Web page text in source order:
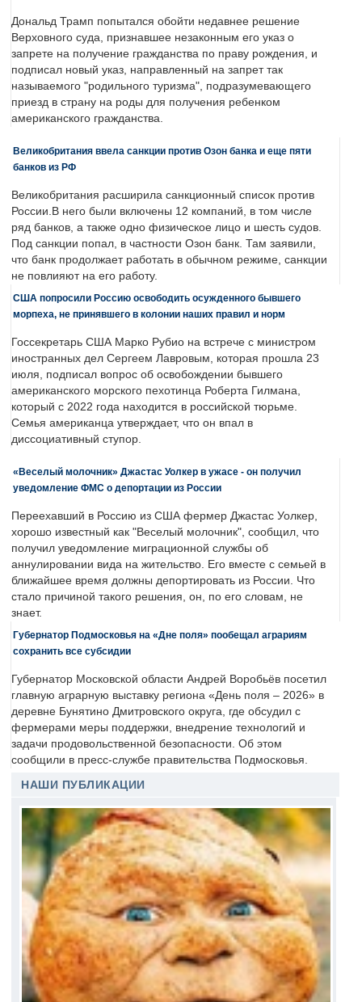
Дональд Трамп попытался обойти недавнее решение
Верховного суда, признавшее незаконным его указ о
запрете на получение гражданства по праву рождения, и
подписал новый указ, направленный на запрет так
называемого "родильного туризма", подразумевающего
приезд в страну на роды для получения ребенком
американского гражданства.
Великобритания ввела санкции против Озон банка и еще пяти
банков из РФ
Великобритания расширила санкционный список против
России.В него были включены 12 компаний, в том числе
ряд банков, а также одно физическое лицо и шесть судов.
Под санкции попал, в частности Озон банк. Там заявили,
что банк продолжает работать в обычном режиме, санкции
не повлияют на его работу.
США попросили Россию освободить осужденного бывшего
морпеха, не принявшего в колонии наших правил и норм
Госсекретарь США Марко Рубио на встрече с министром
иностранных дел Сергеем Лавровым, которая прошла 23
июля, подписал вопрос об освобождении бывшего
американского морского пехотинца Роберта Гилмана,
который с 2022 года находится в российской тюрьме.
Семья американца утверждает, что он впал в
диссоциативный ступор.
«Веселый молочник» Джастас Уолкер в ужасе - он получил
уведомление ФМС о депортации из России
Переехавший в Россию из США фермер Джастас Уолкер,
хорошо известный как "Веселый молочник", сообщил, что
получил уведомление миграционной службы об
аннулировании вида на жительство. Его вместе с семьей в
ближайшее время должны депортировать из России. Что
стало причиной такого решения, он, по его словам, не
знает.
Губернатор Подмосковья на «Дне поля» пообещал аграриям
сохранить все субсидии
Губернатор Московской области Андрей Воробьёв посетил
главную аграрную выставку региона «День поля – 2026» в
деревне Бунятино Дмитровского округа, где обсудил с
фермерами меры поддержки, внедрение технологий и
задачи продовольственной безопасности. Об этом
сообщили в пресс-службе правительства Подмосковья.
НАШИ ПУБЛИКАЦИИ